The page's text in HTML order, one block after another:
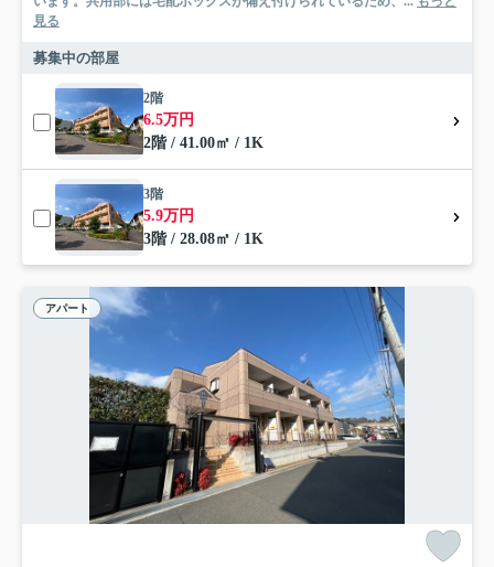
見る
募集中の部屋
2階
6.5万円
2階 / 41.00㎡ / 1K
3階
5.9万円
3階 / 28.08㎡ / 1K
アパート